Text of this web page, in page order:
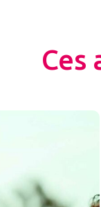
Ces